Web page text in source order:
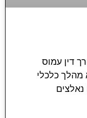
דין עמוס
מהלך כלכלי